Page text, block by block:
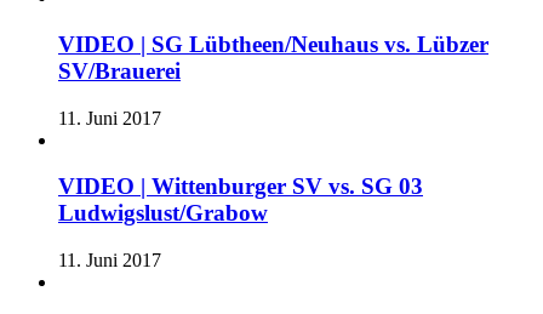
VIDEO | SG Lübtheen/Neuhaus vs. Lübzer
SV/Brauerei
11. Juni 2017
VIDEO | Wittenburger SV vs. SG 03
Ludwigslust/Grabow
11. Juni 2017